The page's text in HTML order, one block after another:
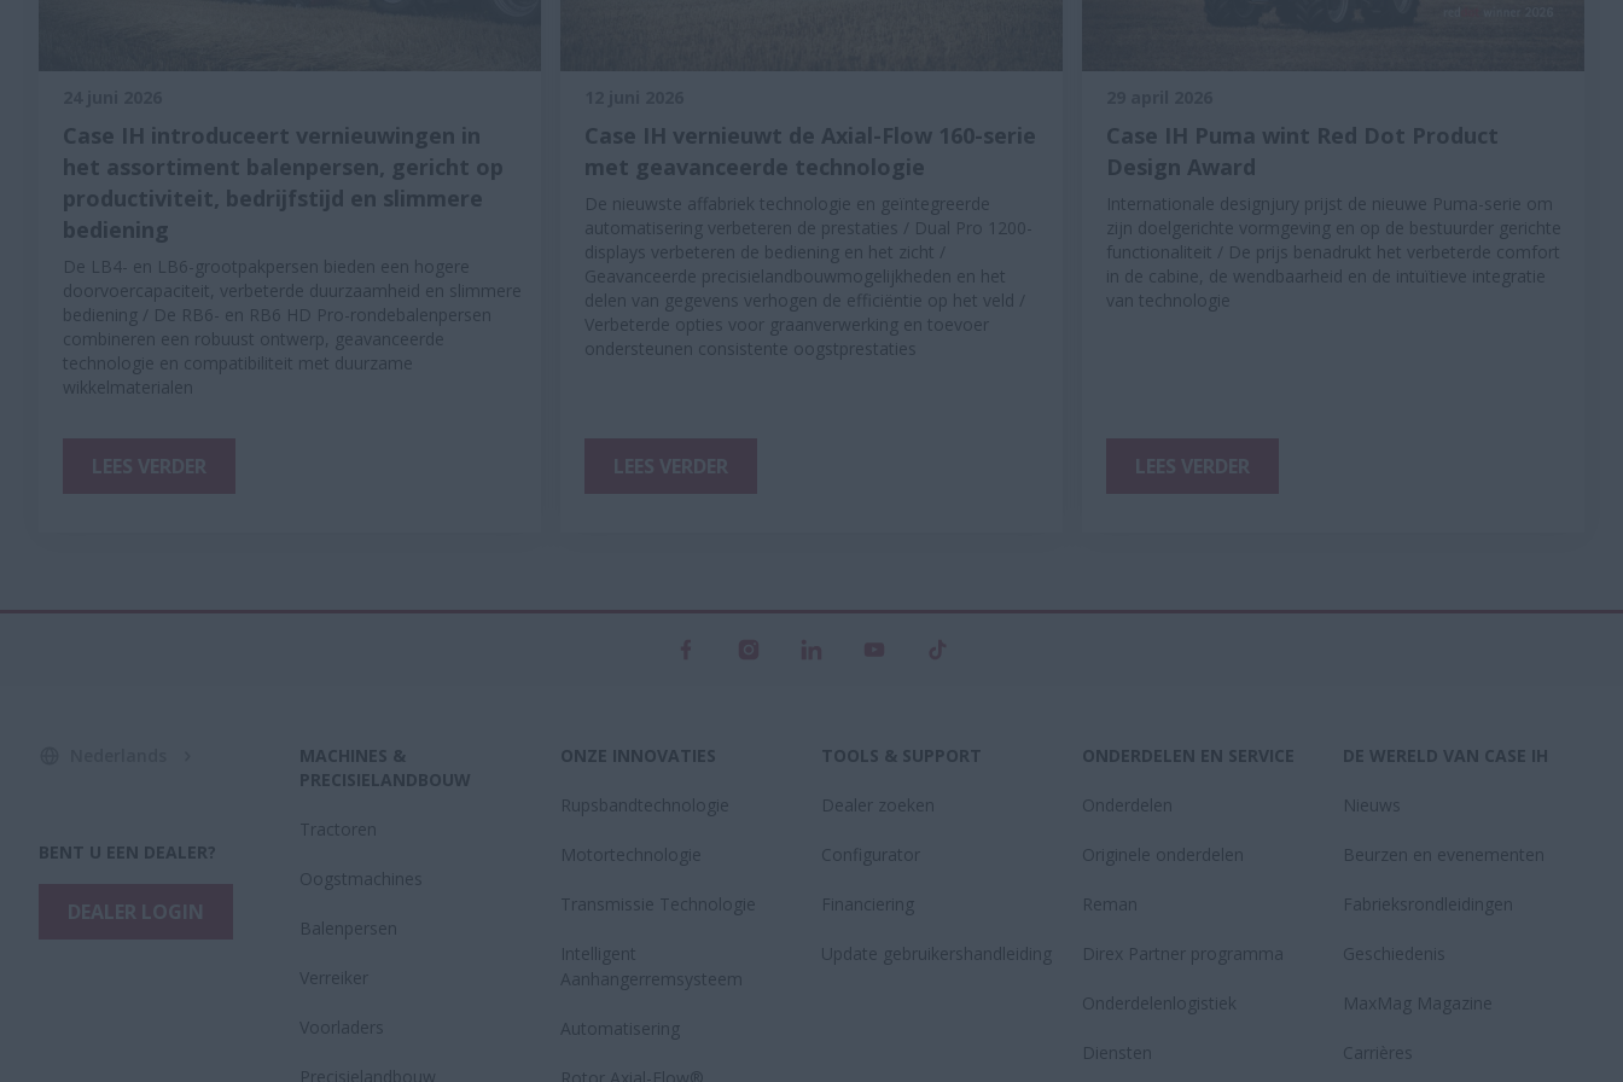
Case IH introduceert vernieuwingen in
het assortiment balenpersen, gericht op
productiviteit, bedrijfstijd en slimmere
bediening
De LB4- en LB6-grootpakpersen bieden een hogere
doorvoercapaciteit, verbeterde duurzaamheid en slimmere
bediening / De RB6- en RB6 HD Pro-rondebalenpersen
combineren een robuust ontwerp, geavanceerde
technologie en compatibiliteit met duurzame
wikkelmaterialen
Case IH vernieuwt de Axial-Flow 160-serie
met geavanceerde technologie
De nieuwste affabriek technologie en geïntegreerde
automatisering verbeteren de prestaties / Dual Pro 1200-
displays verbeteren de bediening en het zicht /
Geavanceerde precisielandbouwmogelijkheden en het
delen van gegevens verhogen de efficiëntie op het veld /
Verbeterde opties voor graanverwerking en toevoer
ondersteunen consistente oogstprestaties
Case IH Puma wint Red Dot Product
Design Award
Internationale designjury prijst de nieuwe Puma-serie om
zijn doelgerichte vormgeving en op de bestuurder gerichte
functionaliteit / De prijs benadrukt het verbeterde comfort
in de cabine, de wendbaarheid en de intuïtieve integratie
van technologie
BENT U EEN DEALER?
MACHINES &
PRECISIELANDBOUW
Tractoren
Oogstmachines
Balenpersen
Verreiker
Voorladers
Precisielandbouw
ONZE INNOVATIES
Rupsbandtechnologie
Motortechnologie
Transmissie Technologie
Intelligent
Aanhangerremsysteem
Automatisering
TOOLS & SUPPORT
Dealer zoeken
Configurator
Financiering
Update gebruikershandleiding
ONDERDELEN EN SERVICE
Onderdelen
Originele onderdelen
Reman
Direx Partner programma
Onderdelenlogistiek
Diensten
DE WERELD VAN CASE IH
Nieuws
Beurzen en evenementen
Fabrieksrondleidingen
Geschiedenis
MaxMag Magazine
Carrières